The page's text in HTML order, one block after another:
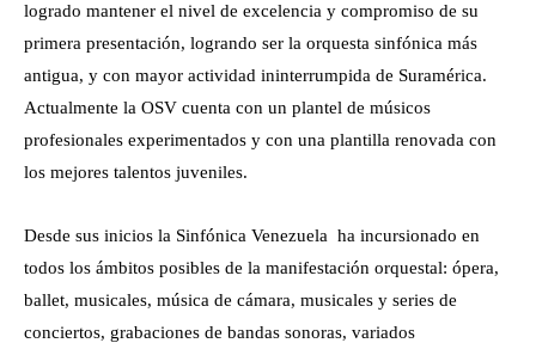
logrado mantener el nivel de excelencia y compromiso de su
primera presentación, logrando ser la orquesta sinfónica más
antigua, y con mayor actividad ininterrumpida de Suramérica.
Actualmente la OSV cuenta con un plantel de músicos
profesionales experimentados y con una plantilla renovada con
los mejores talentos juveniles.
Desde sus inicios la Sinfónica Venezuela ha incursionado en
todos los ámbitos posibles de la manifestación orquestal: ópera,
ballet, musicales, música de cámara, musicales y series de
conciertos, grabaciones de bandas sonoras, variados